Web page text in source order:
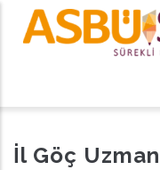
içeriğe
İl Göç Uzman